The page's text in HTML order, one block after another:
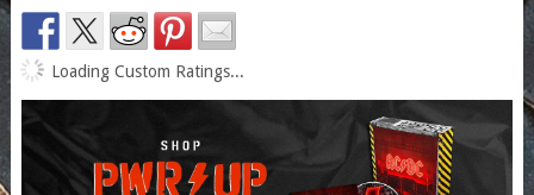
Loading Custom Ratings...